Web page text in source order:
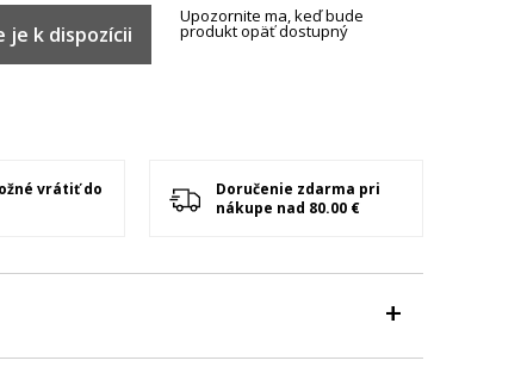
je k dispozícii
Upozornite ma, keď bude
produkt opäť dostupný
vrátiť do
Doručenie zdarma pri
nákupe nad 80.00 €